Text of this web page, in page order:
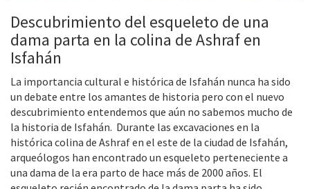
Descubrimiento del esqueleto de una
dama parta en la colina de Ashraf en
Isfahán
La importancia cultural e histórica de Isfahán nunca ha sido
un debate entre los amantes de historia pero con el nuevo
descubrimiento entendemos que aún no sabemos mucho de
la historia de Isfahán. Durante las excavaciones en la
histórica colina de Ashraf en el este de la ciudad de Isfahán,
arqueólogos han encontrado un esqueleto perteneciente a
una dama de la era parto de hace más de 2000 años. El